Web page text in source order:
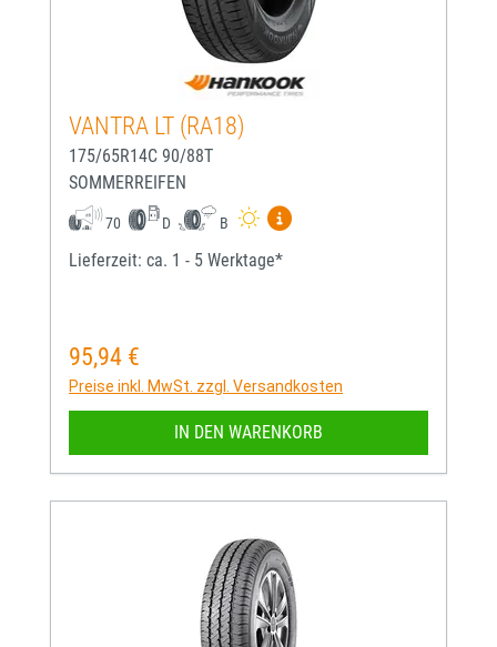
VANTRA LT (RA18)
175/65R14C 90/88T
SOMMERREIFEN
70 D B
Mehr Informationen zum
Lieferzeit: ca. 1 - 5 Werktage*
Regulärer Preis:
95,94 €
Preise inkl. MwSt. zzgl. Versandkosten
IN DEN WARENKORB